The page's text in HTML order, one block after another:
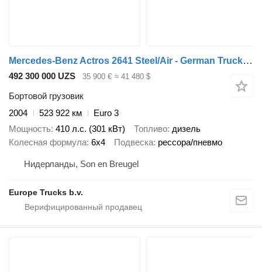
Mercedes-Benz Actros 2641 Steel/Air - German Truck - EPS 3 Ped - HMF 2223 K6
492 300 000 UZS 35 900 € ≈ 41 480 $
Бортовой грузовик
2004
523 922 км
Euro 3
Мощность 410 л.с. (301 кВт) Топливо дизель
Колесная формула 6x4 Подвеска рессора/пневмо
Нидерланды, Son en Breugel
Europe Trucks b.v.